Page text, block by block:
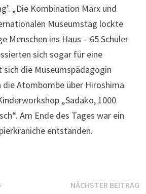
„Die Kombination Marx und
Museumstag lockte
Menschen ins Haus – 65 Schüler
sich sogar für eine
die Museumspädagogin
die Atombombe über Hiroshima
„Sadako, 1000
Am Ende des Tages war ein
entstanden.
Vorheriger
NÄCHSTER BEITRAG